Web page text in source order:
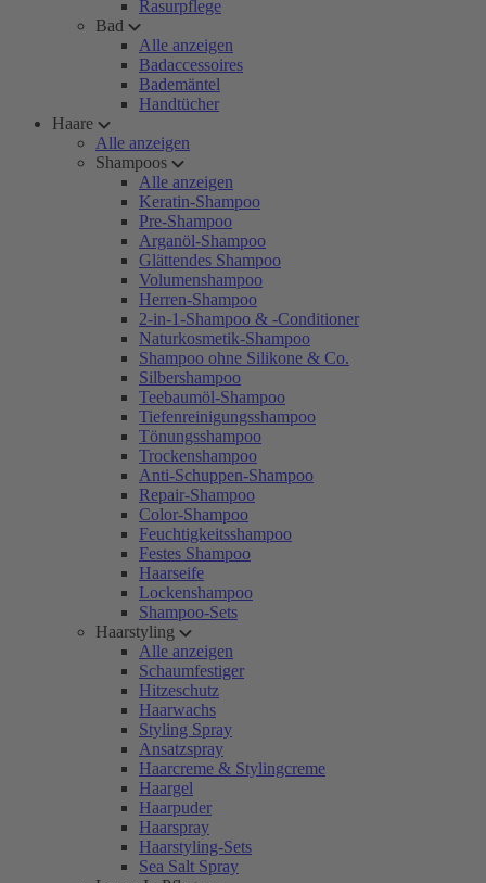
Rasurpflege
Bad
Alle anzeigen
Badaccessoires
Bademäntel
Handtücher
Haare
Alle anzeigen
Shampoos
Alle anzeigen
Keratin-Shampoo
Pre-Shampoo
Arganöl-Shampoo
Glättendes Shampoo
Volumenshampoo
Herren-Shampoo
2-in-1-Shampoo & -Conditioner
Naturkosmetik-Shampoo
Shampoo ohne Silikone & Co.
Silbershampoo
Teebaumöl-Shampoo
Tiefenreinigungsshampoo
Tönungsshampoo
Trockenshampoo
Anti-Schuppen-Shampoo
Repair-Shampoo
Color-Shampoo
Feuchtigkeitsshampoo
Festes Shampoo
Haarseife
Lockenshampoo
Shampoo-Sets
Haarstyling
Alle anzeigen
Schaumfestiger
Hitzeschutz
Haarwachs
Styling Spray
Ansatzspray
Haarcreme & Stylingcreme
Haargel
Haarpuder
Haarspray
Haarstyling-Sets
Sea Salt Spray